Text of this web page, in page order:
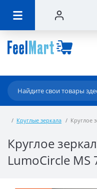
Круглые зеркала Круглое
Круглое
LumoCircle